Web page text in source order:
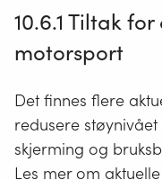
10.6.1 Tiltak
motorsport
Det finnes flere
redusere
skjerming og
Les mer om